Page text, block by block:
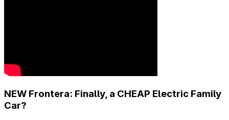
NEW Frontera: Finally, a CHEAP Electric Family
Car?